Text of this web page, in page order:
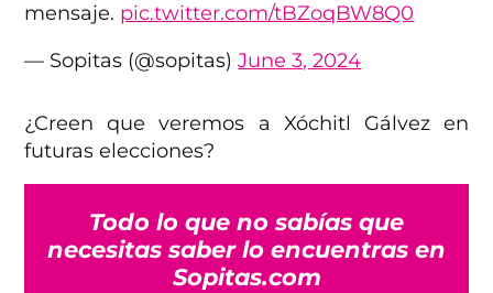
mensaje. pic.twitter.com/tBZoqBW8Q0
— Sopitas (@sopitas)June 3, 2024
¿Creen que veremos a Xóchitl Gálvez en
futuras elecciones?
Todo lo que no sabías que
necesitas saber lo encuentras en
Sopitas.com